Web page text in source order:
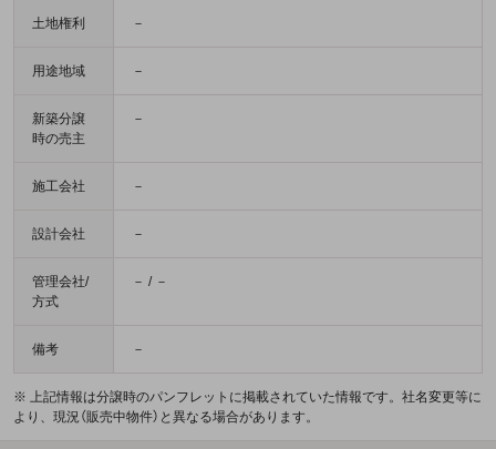
土地権利 －
用途地域 －
新築分譲
時の売主
－
施工会社 －
設計会社 －
管理会社/
方式
－ / －
備考 －
※ 上記情報は分譲時のパンフレットに掲載されていた情報です。社名変更等に
より、現況（販売中物件）と異なる場合があります。